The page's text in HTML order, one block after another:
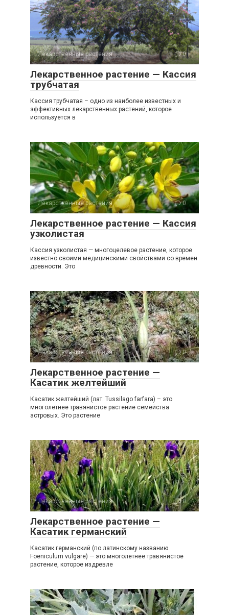
Лекарственные растения 0
Лекарственное растение — Кассия
трубчатая
Кассия трубчатая – одно из наиболее известных и
эффективных лекарственных растений, которое
используется в
Лекарственные растения 0
Лекарственное растение — Кассия
узколистая
Кассия узколистая — многоцелевое растение, которое
известно своими медицинскими свойствами со времен
древности. Это
Лекарственные растения 0
Лекарственное растение —
Касатик желтейший
Касатик желтейший (лат. Tussilago farfara) – это
многолетнее травянистое растение семейства
астровых. Это растение
Лекарственные растения 0
Лекарственное растение —
Касатик германский
Касатик германский (по латинскому названию
Foeniculum vulgare) — это многолетнее травянистое
растение, которое издревле